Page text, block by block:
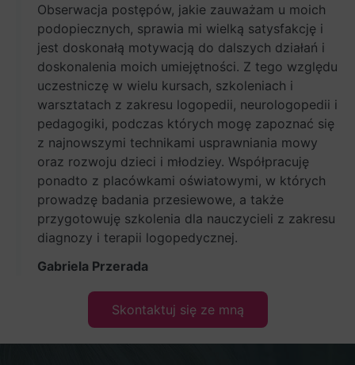
Obserwacja postępów, jakie zauważam u moich
podopiecznych, sprawia mi wielką satysfakcję i
jest doskonałą motywacją do dalszych działań i
doskonalenia moich umiejętności. Z tego względu
uczestniczę w wielu kursach, szkoleniach i
warsztatach z zakresu logopedii, neurologopedii i
pedagogiki, podczas których mogę zapoznać się
z najnowszymi technikami usprawniania mowy
oraz rozwoju dzieci i młodziey. Współpracuję
ponadto z placówkami oświatowymi, w których
prowadzę badania przesiewowe, a także
przygotowuję szkolenia dla nauczycieli z zakresu
diagnozy i terapii logopedycznej.
Gabriela Przerada
Skontaktuj się ze mną